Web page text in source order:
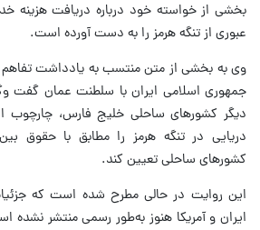
بخشی از خواسته خود درباره دریافت هزینه
عبوری از تنگه هرمز را به دست آورده است.
وی به بخشی از متن منتسب به یادداشت تفاهم
جمهوری اسلامی ایران با سلطنت عمان گفت‌
دیگر کشورهای ساحلی خلیج فارس، چارچوب
دریایی در تنگه هرمز را مطابق با حقوق
کشورهای ساحلی تعیین کند.
این روایت در حالی مطرح شده است که
ایران و آمریکا هنوز به‌طور رسمی منتشر